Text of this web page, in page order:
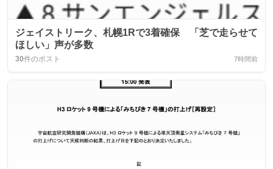
ジェイストリーク、札幌1Rで3着確保 「芝で走らせて
ほしい」声が多数
30件のポスト 7時間前